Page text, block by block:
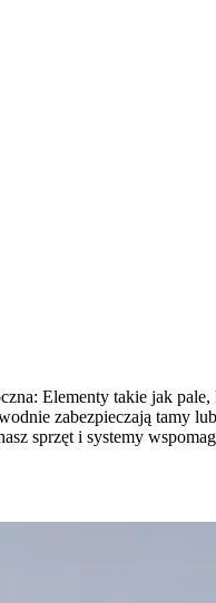
Elementy takie jak
zabezpieczają tamy
sprzęt i systemy